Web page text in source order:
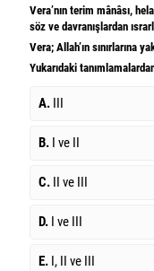
Vera’nın terim mânâsı,
söz ve davranışlardan
Vera; Allah’ın sınırlarına
Yukarıdaki
A. III
B. I ve II
C. II ve III
D. I ve III
E. I, II ve III